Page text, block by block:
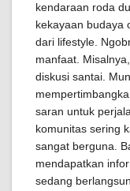
kendaraan roda
kekayaan budaya
dari lifestyle.
manfaat.
diskusi santai.
saran untuk
komunitas sering
sangat berguna.
mendapatkan
sedang